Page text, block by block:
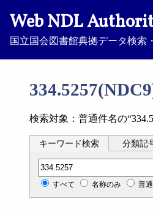
Web NDL
国立国会図書館典拠データ検索
検索対象：普通件名の
キーワード検索 分類記
分類記号検索
すべて 名称のみ 普